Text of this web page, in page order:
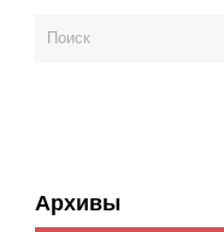
Архивы